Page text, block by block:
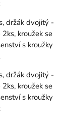
držák dvojitý -
kroužek se
s kroužky
držák dvojitý -
kroužek se
s kroužky